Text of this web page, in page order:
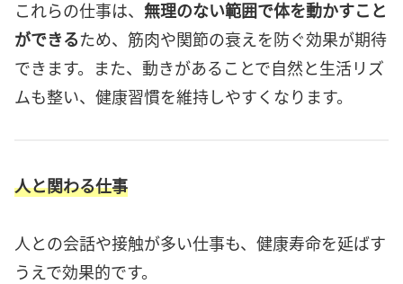
これらの仕事は、 無理のない範囲で体を動かすこと
ができるため、筋肉や関節の衰えを防ぐ効果が期待
できます。また、動きがあることで自然と生活リズ
ムも整い、健康習慣を維持しやすくなります。
人と関わる仕事
人との会話や接触が多い仕事も、健康寿命を延ばす
うえで効果的です。